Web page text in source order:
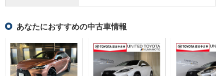
あなたにおすすめの中古車情報